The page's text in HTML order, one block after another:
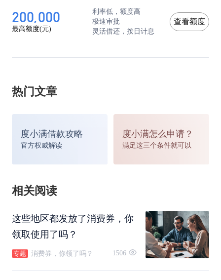
楚，小心操作就不会中招。
2、警告、诱惑、恳求、调查，浑身解数
有网友说，OFO退押金的入口，不仔细
到。
200,000
最高额度(元)
利率低，额度高
极速审批
灵活借还，按日计息
查看额度
热门文章
度小满借款攻略
官方权威解读
度小满怎么申请？
满足这三个条件就可以
相关阅读
这些地区都发放了消费券，你
领取使用了吗？
专题 消费券，你领了吗？ 1506